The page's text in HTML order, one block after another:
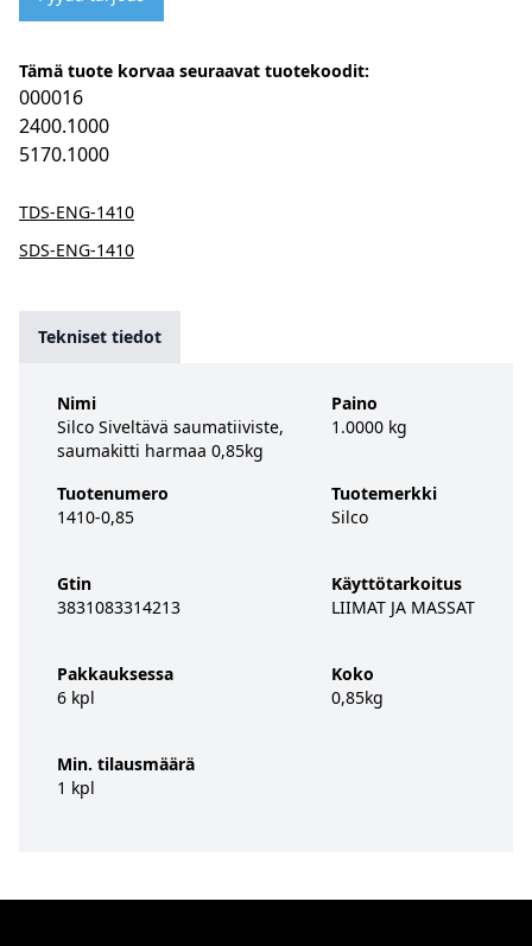
Tämä tuote korvaa seuraavat tuotekoodit:
000016
2400.1000
5170.1000
TDS-ENG-1410
SDS-ENG-1410
Tekniset tiedot
Nimi
Silco Siveltävä saumatiiviste,
saumakitti harmaa 0,85kg
Tuotenumero
1410-0,85
Gtin
3831083314213
Pakkauksessa
6 kpl
Min. tilausmäärä
1 kpl
Paino
1.0000 kg
Tuotemerkki
Silco
Käyttötarkoitus
LIIMAT JA MASSAT
Koko
0,85kg